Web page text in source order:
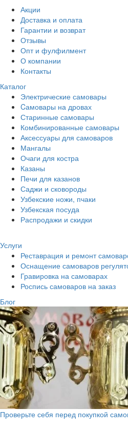
Акции
Доставка и оплата
Гарантии и возврат
Отзывы
Опт и фулфилмент
О компании
Контакты
Каталог
Электрические самовары
Cамовары на дровах
Старинные самовары
Комбинированные самовары
Аксессуары для самоваров
Мангалы
Очаги для костра
Казаны
Печи для казанов
Саджи и сковороды
Узбекские ножи, пчаки
Узбекская посуда
Распродажи и скидки
Услуги
Реставрация и ремонт
Оснащение самоваров
Гравировка на самоварах
Роспись самоваров на заказ
Блог
Проверьте себя перед покупкой